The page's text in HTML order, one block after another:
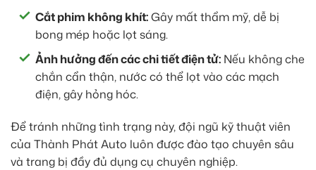
Cắt phim không khít:Gây mất thẩm mỹ, dễ bị
bong mép hoặc lọt sáng.
Ảnh hưởng đến các chi tiết điện tử: Nếu không che
chắn cẩn thận, nước có thể lọt vào các mạch
điện, gây hỏng hóc.
Để tránh những tình trạng này, đội ngũ kỹ thuật viên
của Thành Phát Auto luôn được đào tạo chuyên sâu
và trang bị đầy đủ dụng cụ chuyên nghiệp.